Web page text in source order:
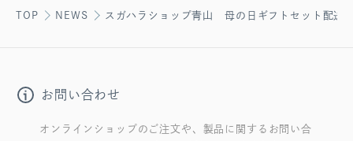
TOP NEWS スガハラショップ青山 母の日ギフトセット配送
お問い合わせ
オンラインショップのご注文や、製品に関するお問い合